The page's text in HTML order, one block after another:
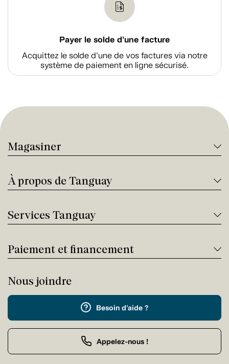
Payer le solde d'une facture
Acquittez le solde d’une de vos factures via notre
système de paiement en ligne sécurisé.
Magasiner
À propos de Tanguay
Services Tanguay
Paiement et financement
Nous joindre
Besoin d'aide ?
Appelez-nous !